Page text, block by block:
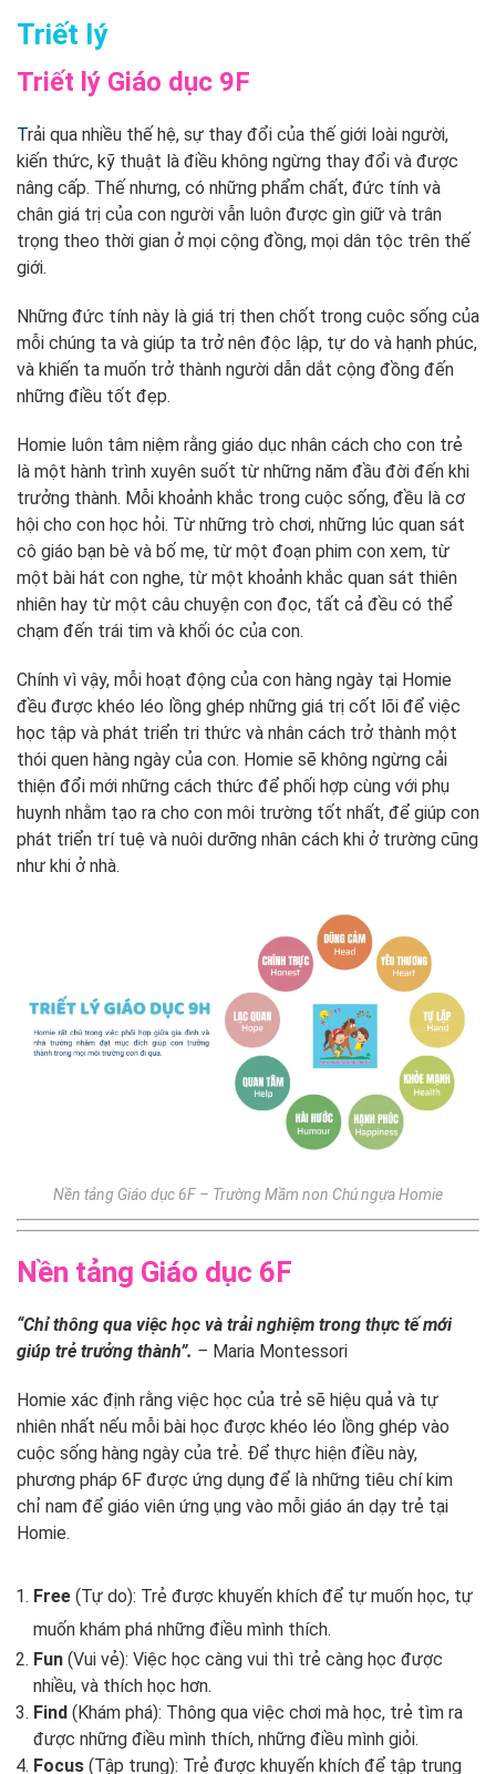
Triết lý
Triết lý Giáo dục 9F
Trải qua nhiều thế hệ, sự thay đổi của thế giới loài người,
kiến thức, kỹ thuật là điều không ngừng thay đổi và được
nâng cấp. Thế nhưng, có những phẩm chất, đức tính và
chân giá trị của con người vẫn luôn được gìn giữ và trân
trọng theo thời gian ở mọi cộng đồng, mọi dân tộc trên thế
giới.
Những đức tính này là giá trị then chốt trong cuộc sống của
mỗi chúng ta và giúp ta trở nên độc lập, tự do và hạnh phúc,
và khiến ta muốn trở thành người dẫn dắt cộng đồng đến
những điều tốt đẹp.
Homie luôn tâm niệm rằng giáo dục nhân cách cho con trẻ
là một hành trình xuyên suốt từ những năm đầu đời đến khi
trưởng thành. Mỗi khoảnh khắc trong cuộc sống, đều là cơ
hội cho con học hỏi. Từ những trò chơi, những lúc quan sát
cô giáo bạn bè và bố mẹ, từ một đoạn phim con xem, từ
một bài hát con nghe, từ một khoảnh khắc quan sát thiên
nhiên hay từ một câu chuyện con đọc, tất cả đều có thể
chạm đến trái tim và khối óc của con.
Chính vì vậy, mỗi hoạt động của con hàng ngày tại Homie
đều được khéo léo lồng ghép những giá trị cốt lõi để việc
học tập và phát triển tri thức và nhân cách trở thành một
thói quen hàng ngày của con. Homie sẽ không ngừng cải
thiện đổi mới những cách thức để phối hợp cùng với phụ
huynh nhằm tạo ra cho con môi trường tốt nhất, để giúp con
phát triển trí tuệ và nuôi dưỡng nhân cách khi ở trường cũng
như khi ở nhà.
Nền tảng Giáo dục 6F – Trường Mầm non Chú ngựa Homie
Nền tảng Giáo dục 6F
“Chỉ thông qua việc học và trải nghiệm trong thực tế mới
giúp trẻ trưởng thành”. – Maria Montessori
Homie xác định rằng việc học của trẻ sẽ hiệu quả và tự
nhiên nhất nếu mỗi bài học được khéo léo lồng ghép vào
cuộc sống hàng ngày của trẻ. Để thực hiện điều này,
phương pháp 6F được ứng dụng để là những tiêu chí kim
chỉ nam để giáo viên ứng ụng vào mỗi giáo án dạy trẻ tại
Homie.
Free (Tự do): Trẻ được khuyến khích để tự muốn học, tự
muốn khám phá những điều mình thích.
Fun (Vui vẻ): Việc học càng vui thì trẻ càng học được
nhiều, và thích học hơn.
Find (Khám phá): Thông qua việc chơi mà học, trẻ tìm ra
được những điều mình thích, những điều mình giỏi.
Focus (Tập trung): Trẻ được khuyến khích để tập trung